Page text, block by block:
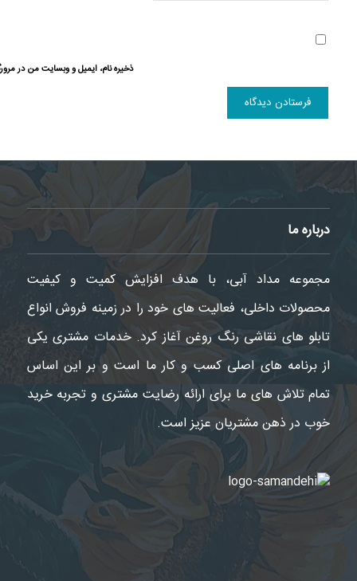
ذخیره نام، ایمیل و وبسایت من در
درباره ما
مجموعه مداد آبی، با هدف افزایش کمیت و کیفیت
محصولات داخلی، فعالیت های خود را در زمینه فروش انواع
تابلو های نقاشی رنگ روغن آغاز کرد. خدمات مشتری یکی
از برنامه های اصلی کسب و کار ما است و بر این اساس
تمام تلاش های ما برای ارائه رضایت مشتری و تجربه خرید
خوب در ذهن مشتریان عزیز است.